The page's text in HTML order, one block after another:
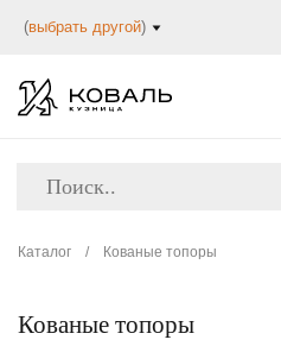
(выбрать другой)
Каталог / Кованые топоры
Кованые топоры